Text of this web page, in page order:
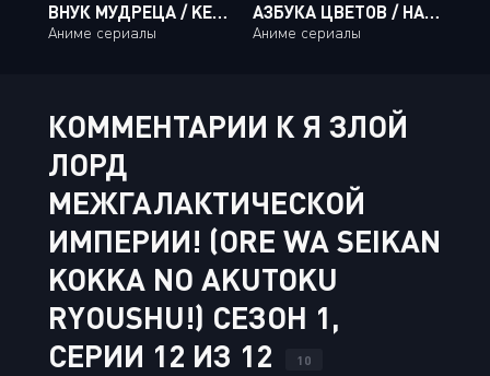
ВНУК МУДРЕЦА / KENJA NO MAGO [12 ИЗ 12]
Аниме сериалы
АЗБУКА ЦВЕТОВ / HANA-SAKU IROHA [26 ИЗ 26]
Аниме сериалы
КОММЕНТАРИИ К Я ЗЛОЙ
ЛОРД
МЕЖГАЛАКТИЧЕСКОЙ
ИМПЕРИИ! (ORE WA SEIKAN
KOKKA NO AKUTOKU
RYOUSHU!) СЕЗОН 1,
СЕРИИ 12 ИЗ 12
10